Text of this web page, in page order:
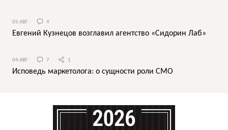
05 АВГ 4
Евгений Кузнецов возглавил агентство «Сидорин Лаб»
04 АВГ 7 1
Исповедь маркетолога: о сущности роли СМО